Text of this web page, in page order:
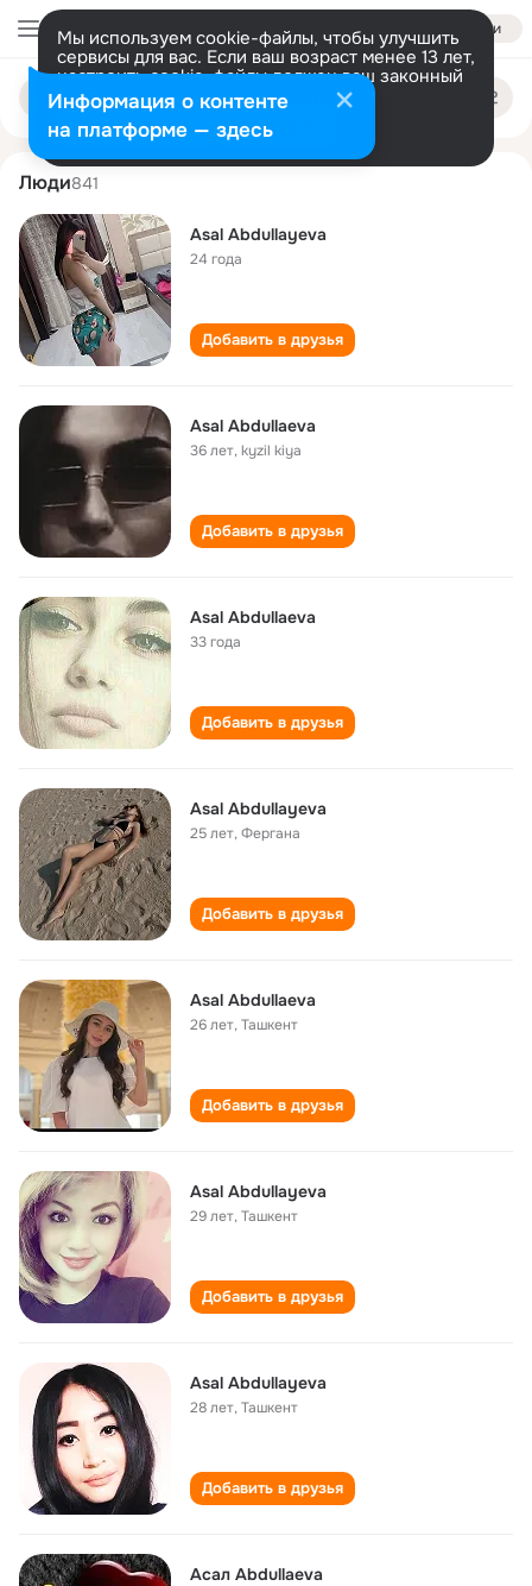
Войти
Мы используем cookie-файлы, чтобы улучшить
сервисы для вас. Если ваш возраст менее 13 лет,
настроить cookie-файлы должен ваш законный
представитель. Больше информации
Разрешить все Настроить
Поиск
людям
asal abdullaeva
Люди841
Asal Abdullayeva
24 года
Добавить в друзья
Asal Abdullaeva
36 лет,kyzil kiya
Добавить в друзья
Asal Abdullaeva
33 года
Добавить в друзья
Asal Abdullayeva
25 лет,Фергана
Добавить в друзья
Asal Abdullaeva
26 лет,Ташкент
Добавить в друзья
Asal Abdullayeva
29 лет,Ташкент
Добавить в друзья
Asal Abdullayeva
28 лет,Ташкент
Добавить в друзья
Асал Abdullaevа
Информация о контенте
на платформе — здесь